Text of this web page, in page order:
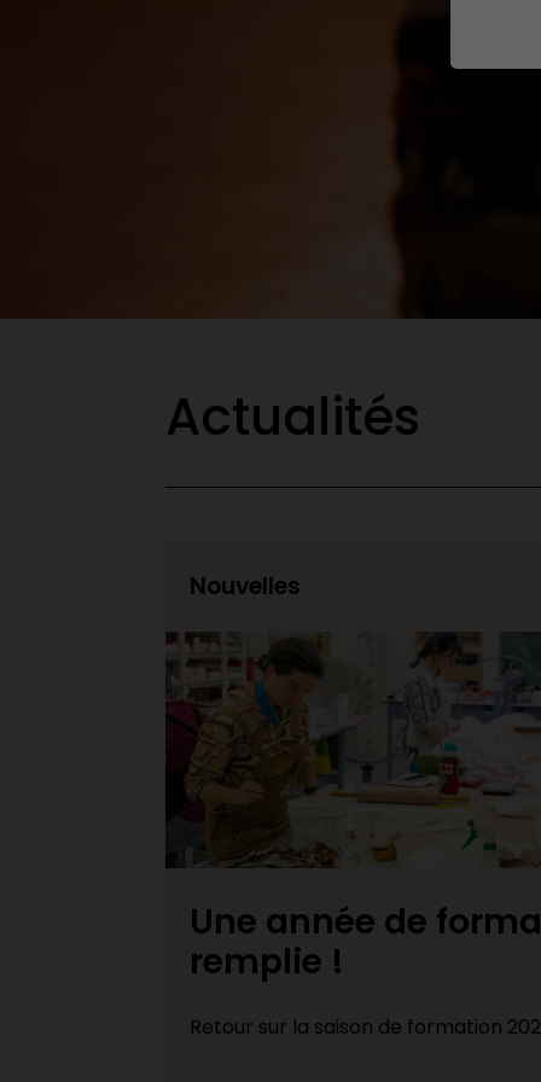
Actualités
Nouvelles
Expositions des
DEC Techniques de...
Félicitations aux finissant·e·s du DEC